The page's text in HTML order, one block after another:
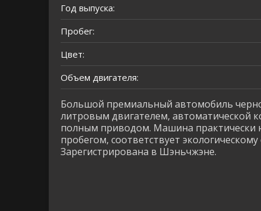
Год выпуска:
Пробег:
Цвет:
Объем двигателя:
Большой премиальный автомобиль
литровым двигателем, автоматической
полным приводом. Машина практически
пробегом, соответствует
Зарегистрирована в Шэньчжэне.